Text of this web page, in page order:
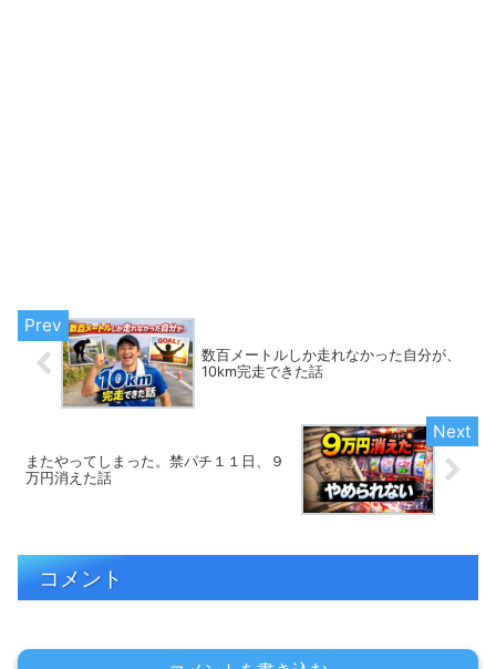
数百メートルしか走れなかった自分が、
10km完走できた話
またやってしまった。禁パチ１１日、９
万円消えた話
コメント